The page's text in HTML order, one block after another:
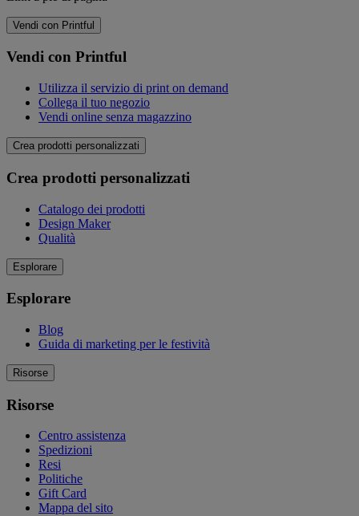
Vendi con Printful
Vendi con Printful
Utilizza il servizio di print on demand
Collega il tuo negozio
Vendi online senza magazzino
Crea prodotti personalizzati
Crea prodotti personalizzati
Catalogo dei prodotti
Design Maker
Qualità
Esplorare
Esplorare
Blog
Guida di marketing per le festività
Risorse
Risorse
Centro assistenza
Spedizioni
Resi
Politiche
Gift Card
Mappa del sito